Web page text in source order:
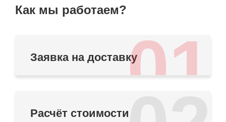
Как мы работаем?
01
Заявка на доставку
Расчёт стоимости